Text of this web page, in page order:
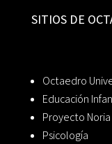
SITIOS DE
Octaedro
Educación
Proyecto Noria
Psicología